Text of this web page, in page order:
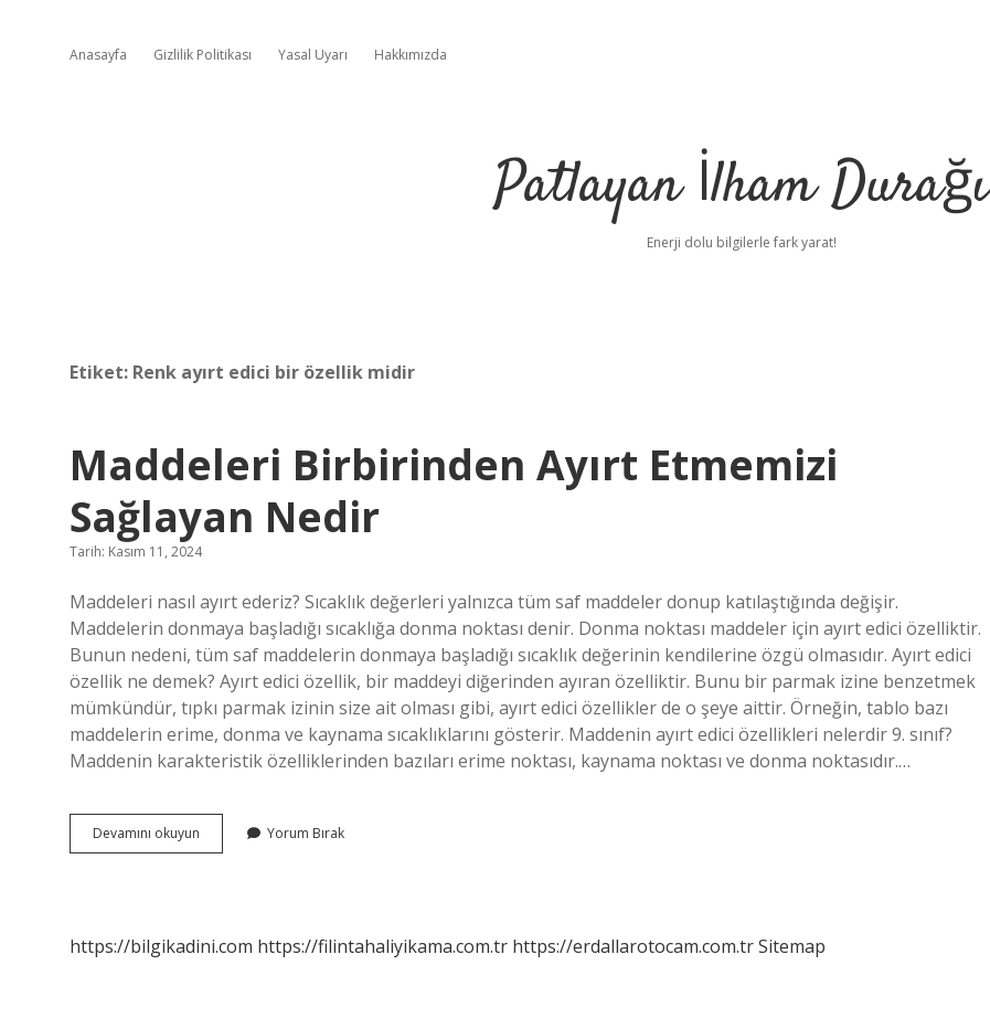
Anasayfa Gizlilik Politikası Yasal Uyarı Hakkımızda
Patlayan İlham Durağı
Enerji dolu bilgilerle fark yarat!
Etiket: Renk ayırt edici bir özellik midir
Maddeleri Birbirinden Ayırt Etmemizi
Sağlayan Nedir
Tarih: Kasım 11, 2024
Maddeleri nasıl ayırt ederiz? Sıcaklık değerleri yalnızca tüm saf maddeler donup katılaştığında değişir.
Maddelerin donmaya başladığı sıcaklığa donma noktası denir. Donma noktası maddeler için ayırt edici özelliktir.
Bunun nedeni, tüm saf maddelerin donmaya başladığı sıcaklık değerinin kendilerine özgü olmasıdır. Ayırt edici
özellik ne demek? Ayırt edici özellik, bir maddeyi diğerinden ayıran özelliktir. Bunu bir parmak izine benzetmek
mümkündür, tıpkı parmak izinin size ait olması gibi, ayırt edici özellikler de o şeye aittir. Örneğin, tablo bazı
maddelerin erime, donma ve kaynama sıcaklıklarını gösterir. Maddenin ayırt edici özellikleri nelerdir 9. sınıf?
Maddenin karakteristik özelliklerinden bazıları erime noktası, kaynama noktası ve donma noktasıdır.…
Devamını okuyun Maddeleri
Birbirinden
Yorum Bırak
https://bilgikadini.com https://filintahaliyikama.com.tr https://erdallarotocam.com.trSitemap